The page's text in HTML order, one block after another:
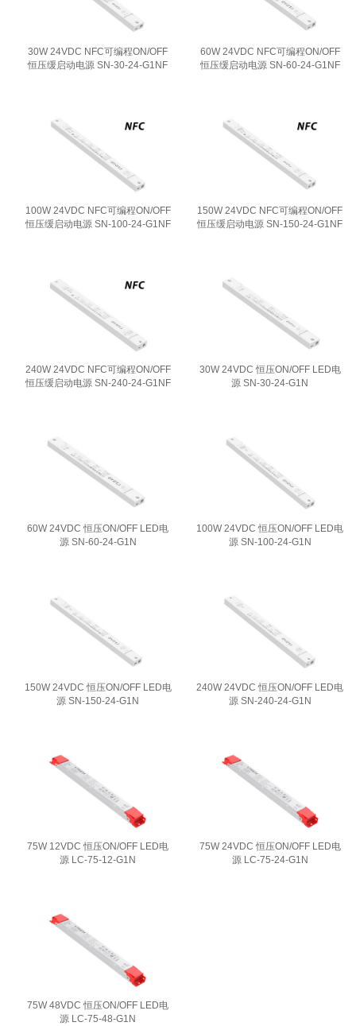
30W 24VDC NFC可编程ON/OFF
恒压缓启动电源 SN-30-24-G1NF
60W 24VDC NFC可编程ON/OFF
恒压缓启动电源 SN-60-24-G1NF
100W 24VDC NFC可编程ON/OFF
恒压缓启动电源 SN-100-24-G1NF
150W 24VDC NFC可编程ON/OFF
恒压缓启动电源 SN-150-24-G1NF
240W 24VDC NFC可编程ON/OFF
恒压缓启动电源 SN-240-24-G1NF
30W 24VDC 恒压ON/OFF LED电
源 SN-30-24-G1N
60W 24VDC 恒压ON/OFF LED电
源 SN-60-24-G1N
100W 24VDC 恒压ON/OFF LED电
源 SN-100-24-G1N
150W 24VDC 恒压ON/OFF LED电
源 SN-150-24-G1N
240W 24VDC 恒压ON/OFF LED电
源 SN-240-24-G1N
75W 12VDC 恒压ON/OFF LED电
源 LC-75-12-G1N
75W 24VDC 恒压ON/OFF LED电
源 LC-75-24-G1N
75W 48VDC 恒压ON/OFF LED电
源 LC-75-48-G1N